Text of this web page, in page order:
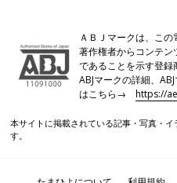
か？
満生 外出が怖くなりました。
なってしまって…。たとえば、
の子」と言ったり、病院の待合
ＡＢＪマークは、この
著作権者からコンテ
であることを示す登録
ABJマークの詳細、
はこちら→https://
本サイトに掲載されている記事・写真・
す。